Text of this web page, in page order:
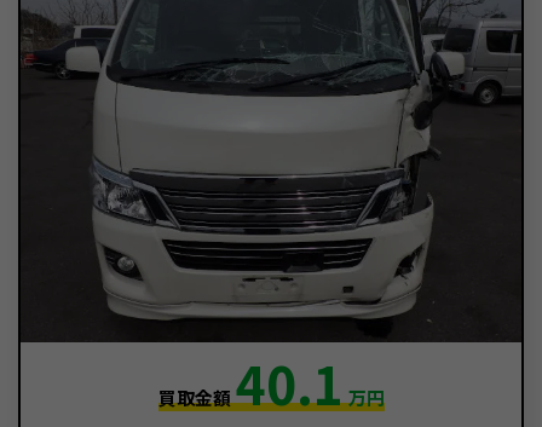
買取金額40.1万円